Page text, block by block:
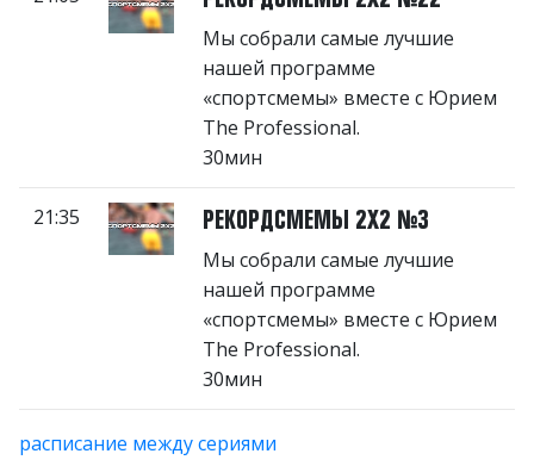
Мы собрали самые лучшие
нашей программе
«‎спортсмемы» вместе с ‎Юрием
The Professional.
30мин
21:35 РЕКОРДСМЕМЫ 2Х2 №3
Мы собрали самые лучшие
нашей программе
«‎спортсмемы» вместе с ‎Юрием
The Professional.
30мин
расписание между сериями